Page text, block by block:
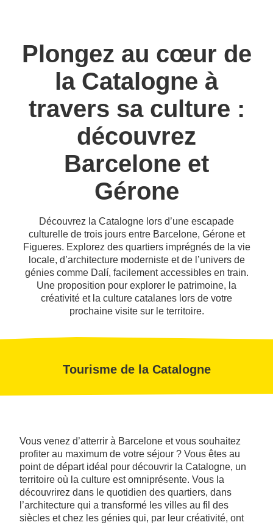
Plongez au cœur de
la Catalogne à
travers sa culture :
découvrez
Barcelone et
Gérone
Découvrez la Catalogne lors d’une escapade
culturelle de trois jours entre Barcelone, Gérone et
Figueres. Explorez des quartiers imprégnés de la vie
locale, d’architecture moderniste et de l’univers de
génies comme Dalí, facilement accessibles en train.
Une proposition pour explorer le patrimoine, la
créativité et la culture catalanes lors de votre
prochaine visite sur le territoire.
Tourisme de la Catalogne
Vous venez d’atterrir à Barcelone et vous souhaitez
profiter au maximum de votre séjour ? Vous êtes au
point de départ idéal pour découvrir la Catalogne, un
territoire où la culture est omniprésente. Vous la
découvrirez dans le quotidien des quartiers, dans
l’architecture qui a transformé les villes au fil des
siècles et chez les génies qui, par leur créativité, ont